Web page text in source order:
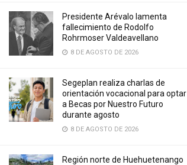
Presidente Arévalo lamenta
fallecimiento de Rodolfo
Rohrmoser Valdeavellano
8 DE AGOSTO DE 2026
Segeplan realiza charlas de
orientación vocacional para optar
a Becas por Nuestro Futuro
durante agosto
8 DE AGOSTO DE 2026
Región norte de Huehuetenango